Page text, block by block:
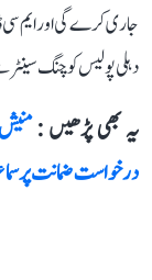
جاری کرے گی اور ایم
دہلی پولیس کوچنگ
یہ بھی پڑھیں :
درخواست ضمانت پر سماعت 5 اگست